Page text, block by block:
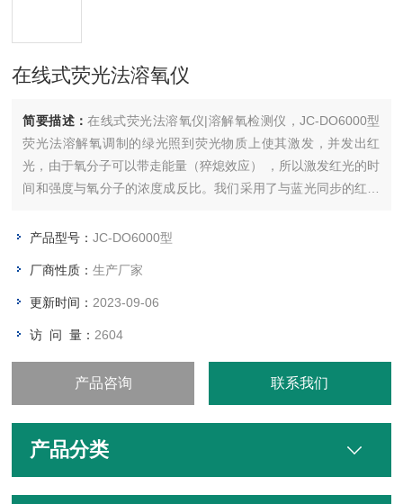
在线式荧光法溶氧仪
简要描述：在线式荧光法溶氧仪|溶解氧检测仪，JC-DO6000型
荧光法溶解氧调制的绿光照到荧光物质上使其激发，并发出红
光，由于氧分子可以带走能量（猝熄效应） ，所以激发红光的时
间和强度与氧分子的浓度成反比。我们采用了与蓝光同步的红光
标定值比对，从而计算出氧分子的浓度，经过温度补偿输出*终
产品型号：JC-DO6000型
厂商性质：生产厂家
更新时间： 2023-09-06
访 问 量： 2604
产品咨询 联系我们
产品分类